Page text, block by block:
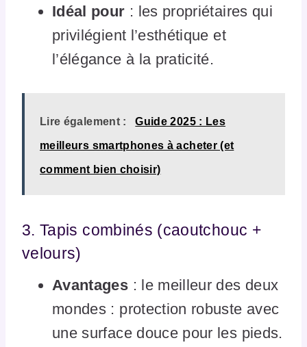
Idéal pour : les propriétaires qui
privilégient l’esthétique et
l’élégance à la praticité.
Lire également : Guide 2025 : Les
meilleurs smartphones à acheter (et
comment bien choisir)
3. Tapis combinés (caoutchouc +
velours)
Avantages : le meilleur des deux
mondes : protection robuste avec
une surface douce pour les pieds.